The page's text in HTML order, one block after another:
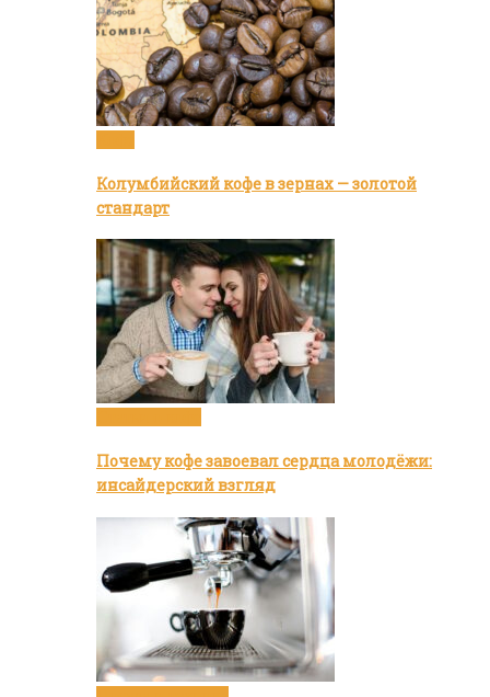
Колумбийский кофе в зернах — золотой
стандарт
Почему кофе завоевал сердца молодёжи:
инсайдерский взгляд